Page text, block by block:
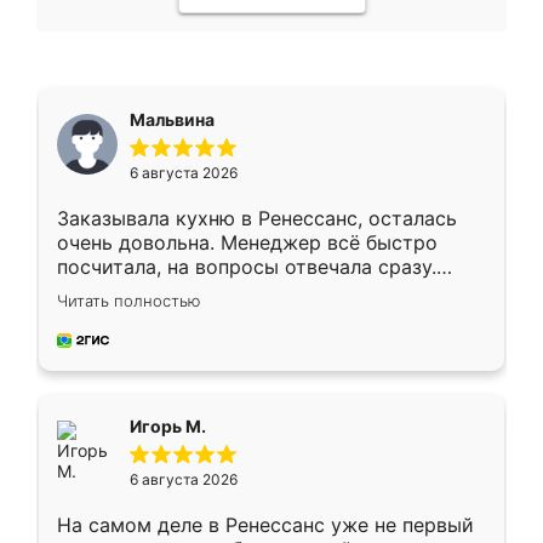
Мальвина
6 августа 2026
Заказывала кухню в Ренессанс, осталась
очень довольна. Менеджер всё быстро
посчитала, на вопросы отвечала сразу.
Замерщик приехал в субботу, подошёл к
делу со всей ответственностью. Собрали
за день, ребята работали аккуратно, даже
Читать полностью
Игорь М.
6 августа 2026
На самом деле в Ренессанс уже не первый